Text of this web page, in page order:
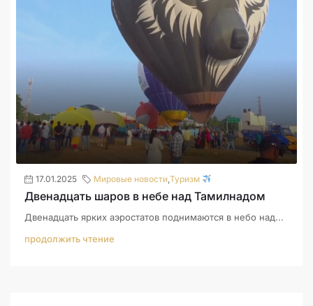
17.01.2025 Мировые новости,Туризм
Двенадцать шаров в небе над Тамилнадом
Двенадцать ярких аэростатов поднимаются в небо над...
продолжить чтение